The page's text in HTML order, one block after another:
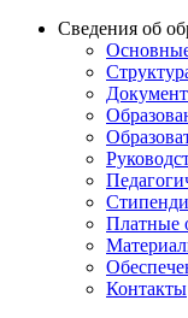
Сведения об
Платные
Контакты